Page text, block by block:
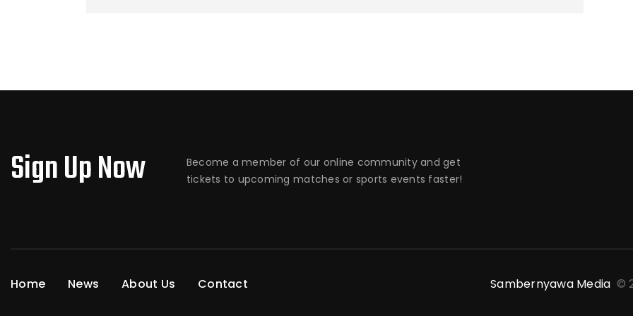
Sign Up Now
Become a member of our online community and get
tickets to upcoming matches or sports events faster!
Home News About Us Contact Sambernyawa Media ©